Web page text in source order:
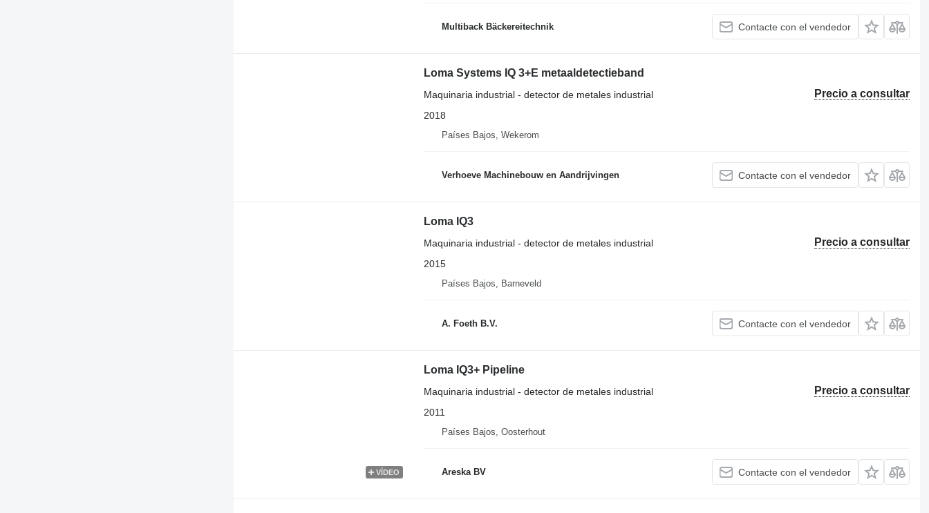
Multiback Bäckereitechnik Contacte con el vendedor
Loma Systems IQ 3+E metaaldetectieband
Precio a consultar
Maquinaria industrial - detector de metales industrial
2018
Países Bajos, Wekerom
Verhoeve Machinebouw en Aandrijvingen Contacte con el vendedor
Loma IQ3
Precio a consultar
Maquinaria industrial - detector de metales industrial
2015
Países Bajos, Barneveld
A. Foeth B.V. Contacte con el vendedor
VÍDEO
Loma IQ3+ Pipeline
Precio a consultar
Maquinaria industrial - detector de metales industrial
2011
Países Bajos, Oosterhout
Areska BV Contacte con el vendedor